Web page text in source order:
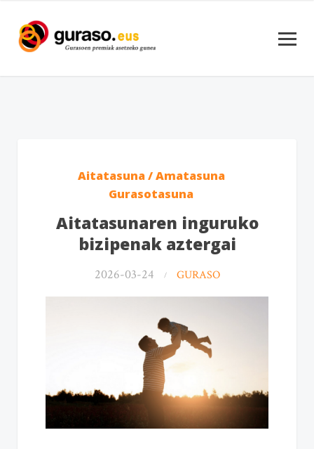
Aitatasuna / Amatasuna
Gurasotasuna
Aitatasunaren inguruko
bizipenak aztergai
2026-03-24 GURASO